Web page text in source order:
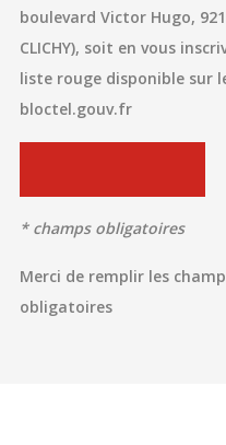
boulevard Victor Hugo,
CLICHY), soit en vous
liste rouge disponible sur
bloctel.gouv.fr
* champs obligatoires
Merci de remplir les
obligatoires